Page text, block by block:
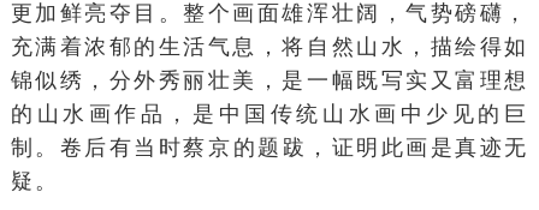
更加鲜亮夺目。整个画面雄浑壮阔，气势磅礴，
充满着浓郁的生活气息，将 自然山水 ，描绘得如
锦似绣，分外秀丽壮美，是一幅既写实又富理想
的山水画作品，是中国传统山水画中少见的巨
制。卷后有当时蔡京 的题跋，证明此画是真迹无
疑。